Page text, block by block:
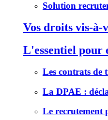
Solution
Vos droits vis-à-
L'essentiel pour
Les contrats de
La DPAE :
Le recrutement